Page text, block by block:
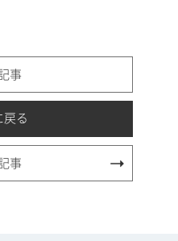
事
戻る
事